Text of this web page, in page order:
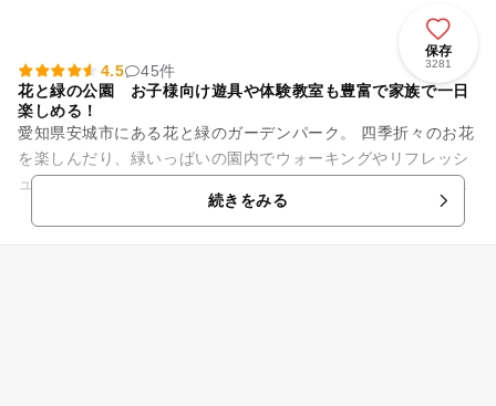
保存
3281
4.5
45件
花と緑の公園 お子様向け遊具や体験教室も豊富で家族で一日
楽しめる！
愛知県安城市にある花と緑のガーデンパーク。 四季折々のお花
を楽しんだり、緑いっぱいの園内でウォーキングやリフレッシ
ュしたりできる。暖かい季節にはジャブジャブ池で水遊びもお
続きをみる